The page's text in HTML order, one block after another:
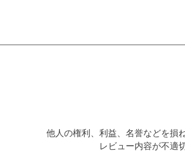
他人の権利、利益、名誉などを損
レビュー内容が不適